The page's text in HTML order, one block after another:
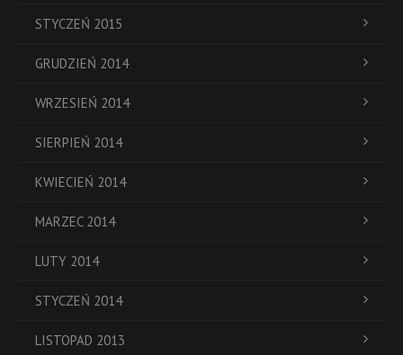
STYCZEŃ 2015
GRUDZIEŃ 2014
WRZESIEŃ 2014
SIERPIEŃ 2014
KWIECIEŃ 2014
MARZEC 2014
LUTY 2014
STYCZEŃ 2014
LISTOPAD 2013